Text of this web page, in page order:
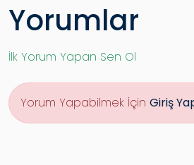
Yorumlar
İlk Yorum Yapan Sen Ol
Yorum Yapabilmek İçin Giriş